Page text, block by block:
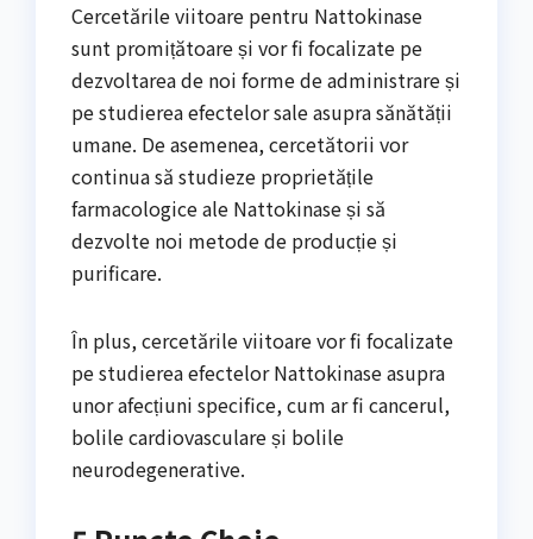
Cercetările viitoare pentru Nattokinase
sunt promițătoare și vor fi focalizate pe
dezvoltarea de noi forme de administrare și
pe studierea efectelor sale asupra sănătății
umane. De asemenea, cercetătorii vor
continua să studieze proprietățile
farmacologice ale Nattokinase și să
dezvolte noi metode de producție și
purificare.
În plus, cercetările viitoare vor fi focalizate
pe studierea efectelor Nattokinase asupra
unor afecțiuni specifice, cum ar fi cancerul,
bolile cardiovasculare și bolile
neurodegenerative.